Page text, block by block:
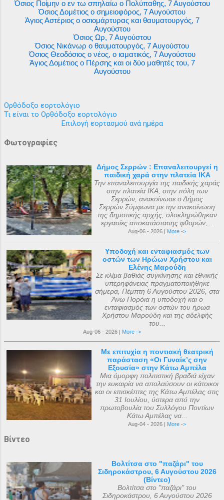
Όσιος Ποίμην ο εν τω σπηλαίω ο Πολύπαθης, 7 Αυγούστου
Όσιος Δομέτιος ο σημειοφόρος, 7 Αυγούστου
Άγιος Αστέριος ο οσιομάρτυρας και θαυματουργός, 7
Αυγούστου
Όσιος Ωρ, 7 Αυγούστου
Όσιος Νικάνωρ ο θαυματουργός, 7 Αυγούστου
Όσιος Θεοδόσιος ο νέος, ο ιαματικός, 7 Αυγούστου
Άγιος Δομέτιος ο Πέρσης και οι δύο μαθητές του, 7
Αυγούστου
Ορθόδοξο εορτολόγιο
Τι είναι το Ορθόδοξο εορτολόγιο
Επιλογή εορτασμού ανά ημέρα
Φωτογραφίες
Δήμος Σερρών : Επαναλειτουργεί η
παιδική χαρά στην πλατεία ΙΚΑ
Την επαναλειτουργία της παιδικής χαράς
στην πλατεία ΙΚΑ, στην πόλη των
Σερρών, ανακοίνωσε ο Δήμος
Σερρών.Σύμφωνα με την ανακοίνωση
της δημοτικής αρχής, ολοκληρώθηκαν
εργασίες αποκατάστασης φθορών,...
Aug-06 - 2026 | More ->
Υποδοχή και ενταφιασμός των
οστών των Ηρώων Χρήστου και
Ελένης Μαρούδη
Σε κλίμα βαθιάς συγκίνησης και εθνικής
υπερηφάνειας πραγματοποιήθηκε
σήμερα, Πέμπτη 6 Αυγούστου 2026, στα
Άνω Πορόια η υποδοχή και ο
ενταφιασμός των οστών του ήρωα
Χρήστου Μαρούδη και της αδελφής
του...
Aug-06 - 2026 | More ->
Με επιτυχία η ποντιακή θεατρική
παράσταση «Οι Γυναίκ’ς σην
Εξουσία» στην Κάτω Αμπέλα
Μια όμορφη πολιτιστική βραδιά είχαν
την ευκαιρία να απολαύσουν οι κάτοικοι
και οι επισκέπτες της Κάτω Αμπέλας στις
31 Ιουλίου, ύστερα από την
πρωτοβουλία του Συλλόγου Ποντίων
Κάτω Αμπέλας να...
Aug-04 - 2026 | More ->
Βίντεο
Βολτίτσα στο "παζάρι" του
Σιδηροκάστρου, 6 Αυγούστου 2026
(Βίντεο)
Βολτίτσα στο "παζάρι" του
Σιδηροκάστρου, 6 Αυγούστου 2026